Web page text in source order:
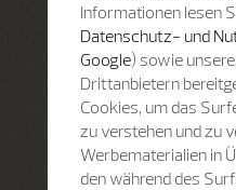
Informationen lesen
Datenschutz- und
Google) sowie
Drittanbietern
Cookies, um das
zu verstehen und zu
Werbematerialien in
den während des